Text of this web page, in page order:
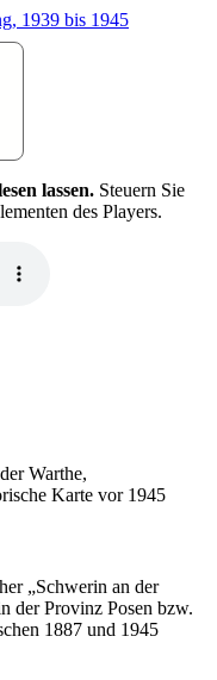
1939 bis 1945
lassen. Steuern Sie
des Players.
Warthe,
Karte vor 1945
Schwerin an der
der Provinz Posen bzw.
1887 und 1945